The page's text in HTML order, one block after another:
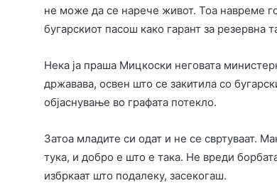
не може да се нарече живот. Тоа навреме
бугарскиот пасош како гарант за резервна
Нека ја праша Мицкоски неговата
државава, освен што се закитила со
објаснување во графата потекло.
Затоа младите си одат и не се свртуваат.
тука, и добро е што е така. Не вреди
избркаат што подалеку, засекогаш.